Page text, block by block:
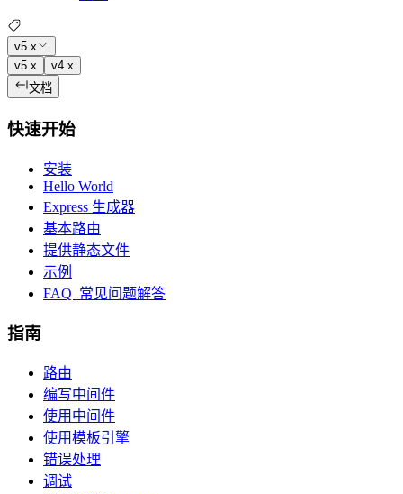
v5.x
v5.x
v4.x
文档
快速开始
安装
Hello World
Express 生成器
基本路由
提供静态文件
示例
FAQ 常见问题解答
指南
路由
编写中间件
使用中间件
使用模板引擎
错误处理
调试